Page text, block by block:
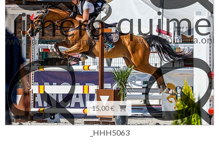
15,00 €
_HHH5063